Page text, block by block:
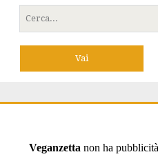
Cerca
per:
Veganzetta non ha pubblicità